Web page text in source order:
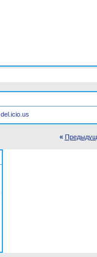
del.icio.us
«